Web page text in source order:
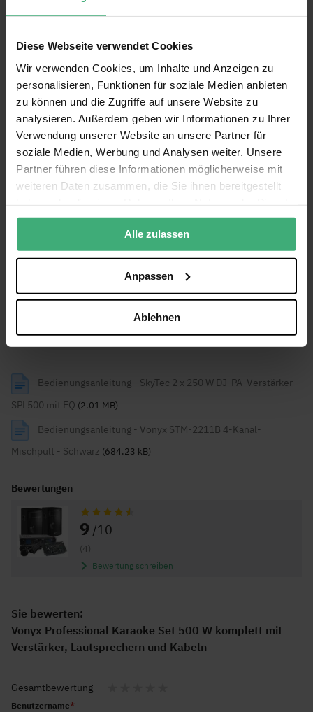
Diese Webseite verwendet Cookies
Wir verwenden Cookies, um Inhalte und Anzeigen zu
personalisieren, Funktionen für soziale Medien anbieten
zu können und die Zugriffe auf unsere Website zu
analysieren. Außerdem geben wir Informationen zu Ihrer
Verwendung unserer Website an unsere Partner für
soziale Medien, Werbung und Analysen weiter. Unsere
Partner führen diese Informationen möglicherweise mit
weiteren Daten zusammen, die Sie ihnen bereitgestellt
gesammelt haben.
Alle zulassen
Anpassen
Ablehnen
Garantie
Sprache Bedienungsanleitung
Französisch, Spanisch
Vonyx Audiokabel: 2x RCA / Cinch - 1x 3,5 mm
Klinke 1,5 m
Vonyx STM-2211B 4-Kanal-Mischpult - Schwarz
SkyTec 2 x 250 W DJ-PA-Verstärker SPL500 mit
EQ
Fenton DM100 dynamisches Mikrofon für DJs
und Karaoke- Schwarz
Bedienungsanleitung - SkyTec 2 x 250 W DJ-PA-Verstärker
SPL500 mit EQ (2.01 MB)
Bedienungsanleitung - Vonyx STM-2211B 4-Kanal-
Mischpult - Schwarz (684.23 kB)
Bewertungen
Bewertung:
9 /10
(4)
Bewertung schreiben
Sie bewerten:
Vonyx Professional Karaoke Set 500 W komplett mit
Verstärker, Lautsprechern und Kabeln
Gesamtbewertung
Benutzername